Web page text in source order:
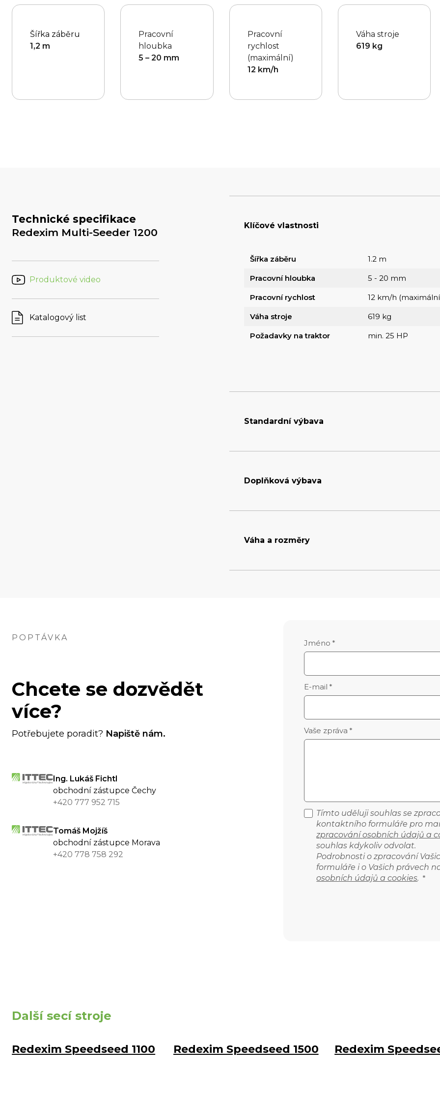
Šířka záběru
1,2 m
Pracovní
hloubka
5 – 20 mm
Pracovní
rychlost
(maximální)
12 km/h
Váha stroje
619 kg
Technické specifikace
Redexim Multi-Seeder 1200
Produktové video
Katalogový list
Klíčové vlastnosti
Šířka záběru 1.2 m
Pracovní hloubka 5 - 20 mm
Pracovní rychlost 12 km/h
Váha stroje 619 kg
Požadavky na traktor min. 25 HP
Standardní výbava
Doplňková výbava
Váha a rozměry
POPTÁVKA
Chcete se dozvědět
více?
Potřebujete poradit? Napiště nám.
Ing. Lukáš Fichtl
obchodní zástupce Čechy
+420 777 952 715
Tomáš Mojžíš
obchodní zástupce Morava
+420 778 758 292
Jméno *
E-mail *
Vaše zpráva *
Tímto uděluji souhlas se
kontaktního formuláře pro
zpracování osobních údajů a
souhlas kdykoliv odvolat.
Podrobnosti o zpracování
formuláře i o Vašich právech
osobních údajů a cookies. *
Další secí stroje
Redexim Speedseed 1100 Redexim Speedseed 1500 Redexim